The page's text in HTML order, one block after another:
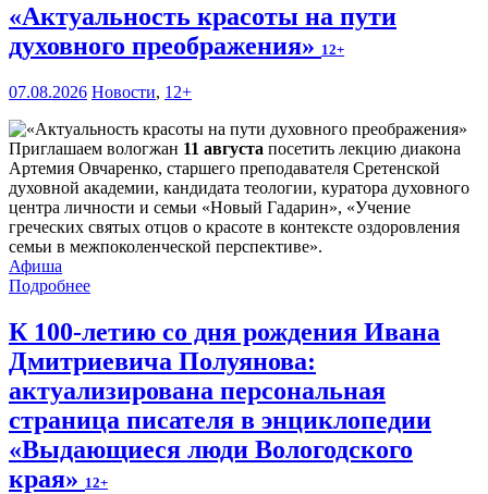
«Актуальность красоты на пути
духовного преображения» 12+
07.08.2026 Новости, 12+
Приглашаем вологжан 11 августа посетить лекцию диакона
Артемия Овчаренко, старшего преподавателя Сретенской
духовной академии, кандидата теологии, куратора духовного
центра личности и семьи «Новый Гадарин», «Учение
греческих святых отцов о красоте в контексте оздоровления
семьи в межпоколенческой перспективе».
Афиша
Подробнее
К 100-летию со дня рождения Ивана
Дмитриевича Полуянова:
актуализирована персональная
страница писателя в энциклопедии
«Выдающиеся люди Вологодского
края» 12+